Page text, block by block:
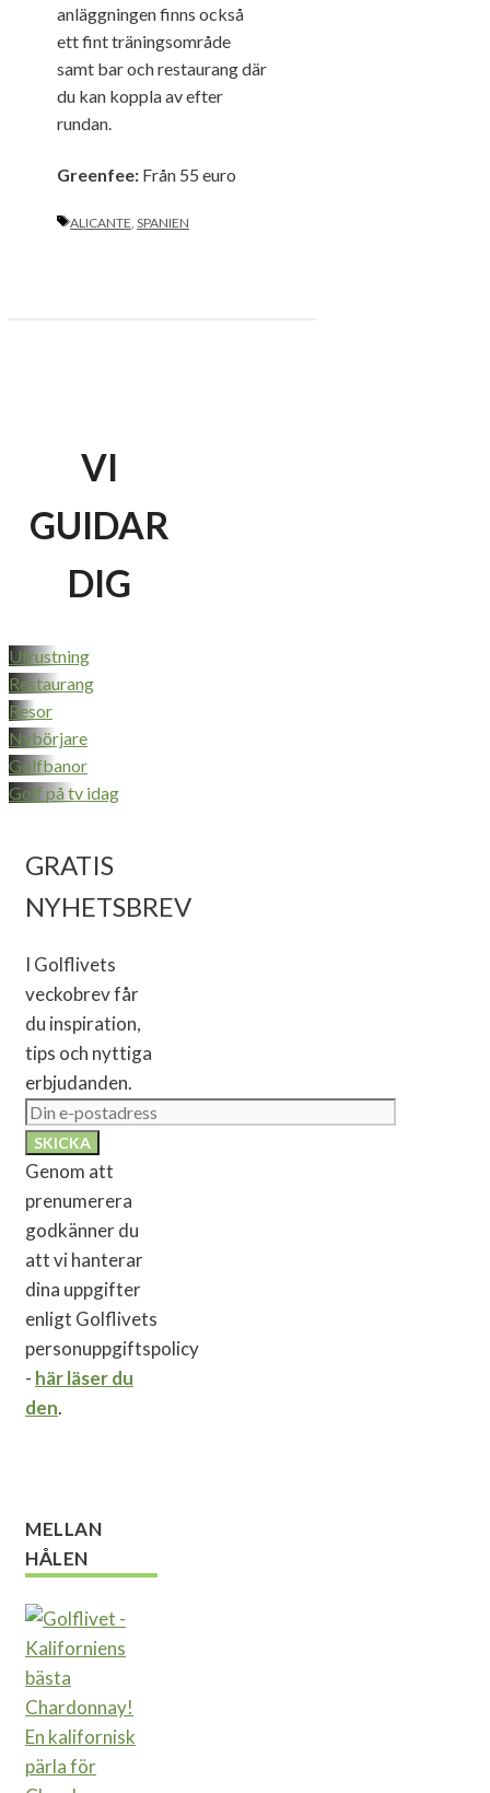
anläggningen finns också
ett fint träningsområde
samt bar och restaurang där
du kan koppla av efter
rundan.
Greenfee: Från 55 euro
ETIKETTER
ALICANTE SPANIEN
VI
GUIDAR
DIG
Utrustning
Restaurang
Resor
Nybörjare
Golfbanor
Golf på tv idag
GRATIS
NYHETSBREV
I Golflivets
veckobrev får
du inspiration,
tips och nyttiga
erbjudanden.
Genom att
prenumerera
godkänner du
att vi hanterar
dina uppgifter
enligt Golflivets
personuppgiftspolicy
- här läser du
den.
MELLAN
HÅLEN
En kalifornisk
pärla för